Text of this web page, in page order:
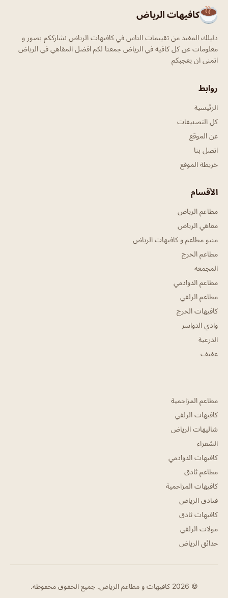
كافيهات الرياض
دليلك المفيد من تقييمات الناس في كافيهات الرياض نشارككم بصور و
معلومات عن كل كافيه في الرياض جمعنا لكم افضل المقاهي في الرياض
اتمنى ان يعجبكم
روابط
الرئيسية
كل التصنيفات
عن الموقع
اتصل بنا
خريطة الموقع
الأقسام
مطاعم الرياض
مقاهي الرياض
منيو مطاعم و كافيهات الرياض
مطاعم الخرج
المجمعه
مطاعم الدوادمي
مطاعم الزلفي
كافيهات الخرج
وادي الدواسر
الدرعية
عفيف
مطاعم المزاحمية
كافيهات الزلفي
شاليهات الرياض
الشقراء
كافيهات الدوادمي
مطاعم ثادق
كافيهات المزاحمية
فنادق الرياض
كافيهات ثادق
مولات الزلفي
حدائق الرياض
© 2026 كافيهات و مطاعم الرياض. جميع الحقوق محفوظة.